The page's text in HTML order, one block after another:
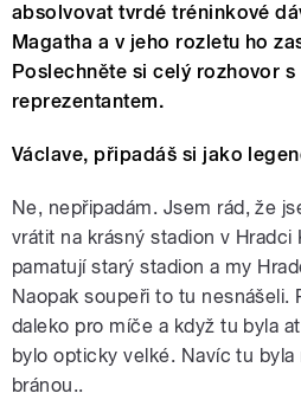
absolvovat tvrdé tréninkové
Magatha a v jeho rozletu ho
Poslechněte si celý rozhovor s
reprezentantem.
Václave, připadáš si jako
Ne, nepřipadám. Jsem rád, že
vrátit na krásný stadion v Hradci
pamatují starý stadion a my
Naopak soupeři to tu nesnášeli.
daleko pro míče a když tu byla
bylo opticky velké. Navíc tu
bránou..